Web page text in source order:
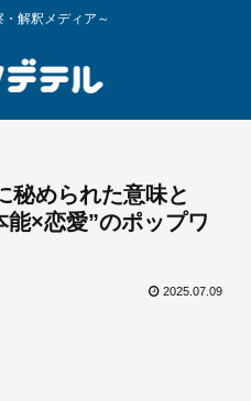
解釈メディア～
秘められた意味と
×恋愛”のポップワ
2025.07.09